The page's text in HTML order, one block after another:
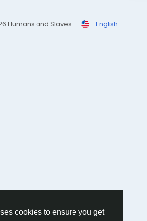
cookies to ensure you get
Humans and Slaves English